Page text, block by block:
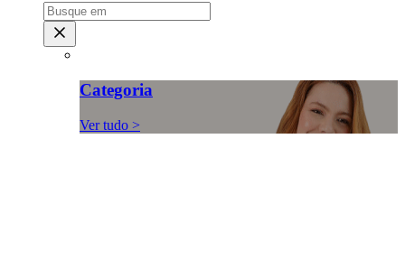
Categoria
Ver tudo >